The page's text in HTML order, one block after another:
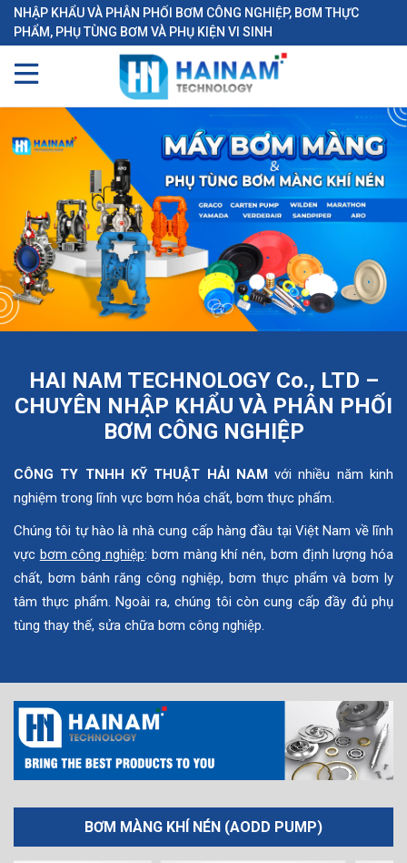
NHẬP KHẨU VÀ PHÂN PHỐI BƠM CÔNG NGHIỆP, BƠM THỰC
PHẨM, PHỤ TÙNG BƠM VÀ PHỤ KIỆN VI SINH
HAI NAM TECHNOLOGY Co., LTD –
CHUYÊN NHẬP KHẨU VÀ PHÂN PHỐI
BƠM CÔNG NGHIỆP
CÔNG TY TNHH KỸ THUẬT HẢI NAMvới nhiều năm kinh
nghiệm trong lĩnh vực bơm hóa chất, bơm thực phẩm.
Chúng tôi tự hào là nhà cung cấp hàng đầu tại Việt Nam về lĩnh
vực bơm công nghiệp: bơm màng khí nén, bơm định lượng hóa
chất, bơm bánh răng công nghiệp, bơm thực phẩm và bơm ly
tâm thực phẩm. Ngoài ra, chúng tôi còn cung cấp đầy đủ phụ
tùng thay thế, sửa chữa bơm công nghiệp.
BƠM MÀNG KHÍ NÉN (AODD PUMP)